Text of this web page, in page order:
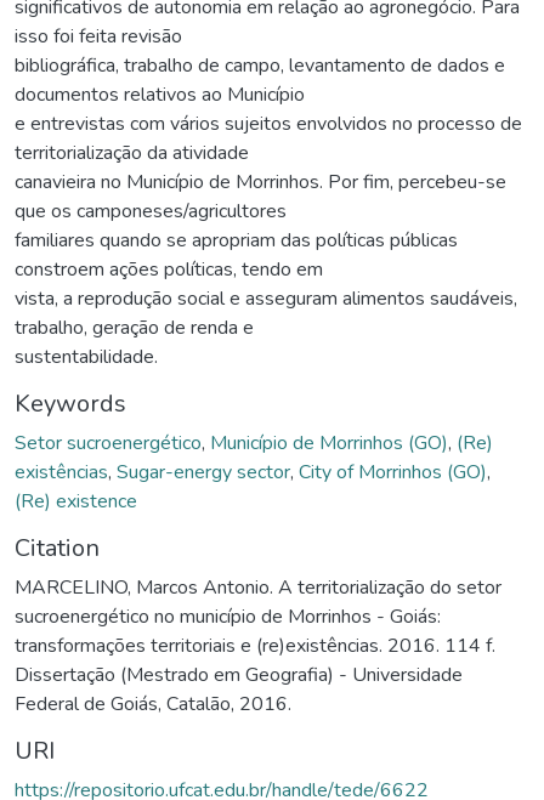
significativos de autonomia em relação ao agronegócio. Para
isso foi feita revisão
bibliográfica, trabalho de campo, levantamento de dados e
documentos relativos ao Município
e entrevistas com vários sujeitos envolvidos no processo de
territorialização da atividade
canavieira no Município de Morrinhos. Por fim, percebeu-se
que os camponeses/agricultores
familiares quando se apropriam das políticas públicas
constroem ações políticas, tendo em
vista, a reprodução social e asseguram alimentos saudáveis,
trabalho, geração de renda e
sustentabilidade.
Keywords
Setor sucroenergético, Município de Morrinhos (GO), (Re)
existências, Sugar-energy sector, City of Morrinhos (GO),
(Re) existence
Citation
MARCELINO, Marcos Antonio. A territorialização do setor
sucroenergético no município de Morrinhos - Goiás:
transformações territoriais e (re)existências. 2016. 114 f.
Dissertação (Mestrado em Geografia) - Universidade
Federal de Goiás, Catalão, 2016.
URI
https://repositorio.ufcat.edu.br/handle/tede/6622